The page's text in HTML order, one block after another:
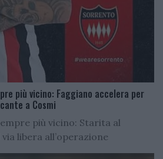
più vicino: Faggiano accelera per
a Cosmi
più vicino: Starita al
libera all’operazione